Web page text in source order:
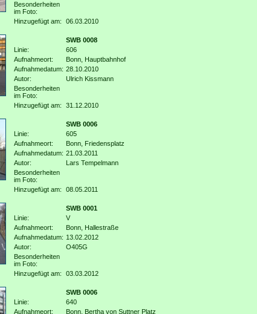
Besonderheiten
im Foto:
Hinzugefügt am:
06.03.2010
SWB 0008
Linie:
606
Aufnahmeort:
Bonn, Hauptbahnhof
Aufnahmedatum: 28.10.2010
Autor:
Ulrich Kissmann
Besonderheiten
im Foto:
Hinzugefügt am:
31.12.2010
SWB 0006
Linie:
605
Aufnahmeort:
Bonn, Friedensplatz
Aufnahmedatum: 21.03.2011
Autor:
Lars Tempelmann
Besonderheiten
im Foto:
Hinzugefügt am:
08.05.2011
SWB 0001
Linie:
V
Aufnahmeort:
Bonn, Hallestraße
Aufnahmedatum: 13.02.2012
Autor:
O405G
Besonderheiten
im Foto:
Hinzugefügt am:
03.03.2012
SWB 0006
Linie:
640
Aufnahmeort:
Bonn, Bertha von Suttner Platz